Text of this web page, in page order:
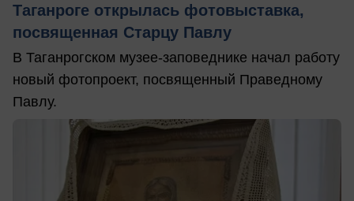
Таганроге открылась фотовыставка,
посвященная Старцу Павлу
В Таганрогском музее-заповеднике начал работу
новый фотопроект, посвященный Праведному
Павлу.